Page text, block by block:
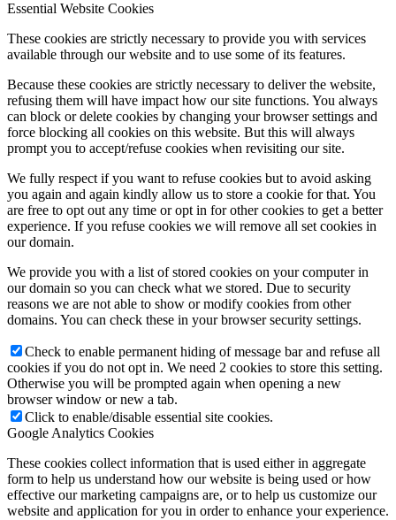
Essential Website Cookies
These cookies are strictly necessary to provide you with services
available through our website and to use some of its features.
Because these cookies are strictly necessary to deliver the website,
refusing them will have impact how our site functions. You always
can block or delete cookies by changing your browser settings and
force blocking all cookies on this website. But this will always
prompt you to accept/refuse cookies when revisiting our site.
We fully respect if you want to refuse cookies but to avoid asking
you again and again kindly allow us to store a cookie for that. You
are free to opt out any time or opt in for other cookies to get a better
experience. If you refuse cookies we will remove all set cookies in
our domain.
We provide you with a list of stored cookies on your computer in
our domain so you can check what we stored. Due to security
reasons we are not able to show or modify cookies from other
domains. You can check these in your browser security settings.
Check to enable permanent hiding of message bar and refuse all
cookies if you do not opt in. We need 2 cookies to store this setting.
Otherwise you will be prompted again when opening a new
browser window or new a tab.
Click to enable/disable essential site cookies.
Google Analytics Cookies
These cookies collect information that is used either in aggregate
form to help us understand how our website is being used or how
effective our marketing campaigns are, or to help us customize our
website and application for you in order to enhance your experience.